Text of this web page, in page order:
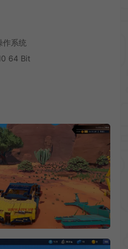
作系统
64 Bit